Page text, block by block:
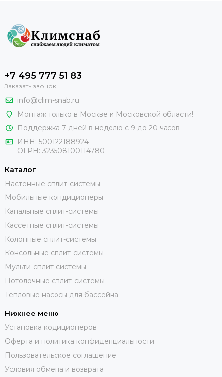
+7 495 777 51 83
Заказать звонок
info@clim-snab.ru
Монтаж только в Москве и Московской области!
Поддержка 7 дней в неделю с 9 до 20 часов
ИНН: 500122188924
ОГРН: 323508100114780
Каталог
Настенные сплит-системы
Мобильные кондиционеры
Канальные сплит-системы
Кассетные сплит-системы
Колонные сплит-системы
Консольные сплит-системы
Мульти-сплит-системы
Потолочные сплит-системы
Тепловые насосы для бассейна
Нижнее меню
Установка кодиционеров
Оферта и политика конфиденциальности
Пользовательское соглашение
Условия обмена и возврата